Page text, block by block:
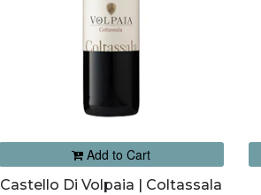
Add to Cart
Castello Di Volpaia | Coltassala